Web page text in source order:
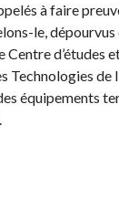
à faire
le,
d’études
Technologies
équipements